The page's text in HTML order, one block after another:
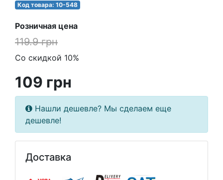
Код товара: 10-548
Розничная цена
119.9 грн
Со скидкой 10%
109 грн
Нашли дешевле? Мы сделаем еще
дешевле!
Доставка